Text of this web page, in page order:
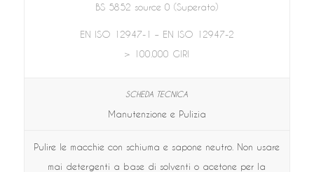
BS 5852 source 0 (Superato)
EN ISO 12947-1 – EN ISO 12947-2
> 100.000 GIRI
Manutenzione e Pulizia
Pulire le macchie con schiuma e sapone neutro. Non usare
mai detergenti a base di solventi o acetone per la